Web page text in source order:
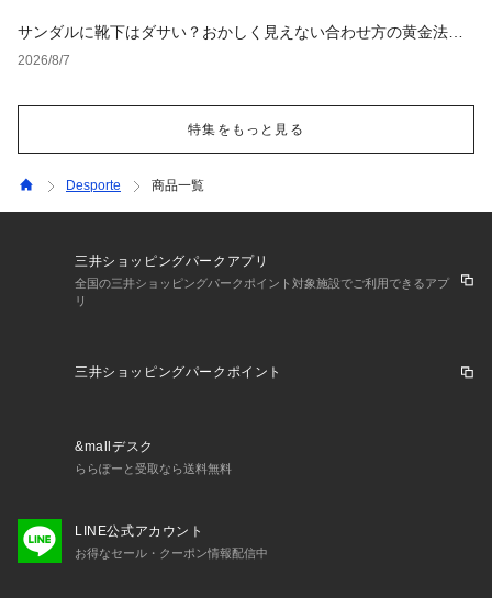
サンダルに靴下はダサい？おかしく見えない合わせ方の黄金法則
と男女別おすすめコーデ
2026/8/7
特集をもっと見る
Desporte 商品一覧
三井ショッピングパークアプリ
全国の三井ショッピングパークポイント対象施設でご利用できるアプ
リ
三井ショッピングパークポイント
&mallデスク
ららぽーと受取なら送料無料
LINE公式アカウント
お得なセール・クーポン情報配信中